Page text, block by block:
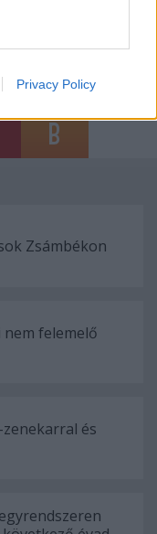
Privacy Policy
Zsámbékon
nem felemelő
és